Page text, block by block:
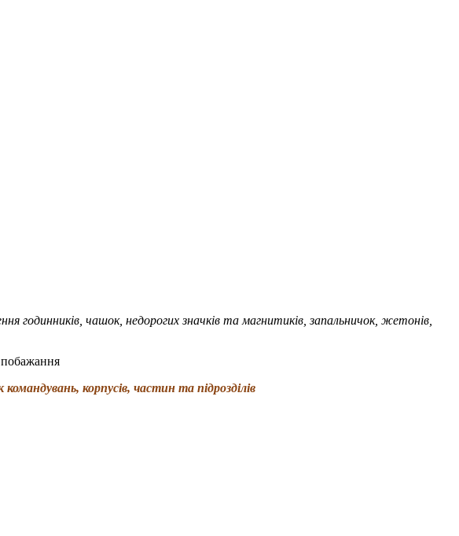
годинників, чашок, недорогих значків та магнитиків, запальничок, жетонів,
побажання
корпусів, частин та підрозділів